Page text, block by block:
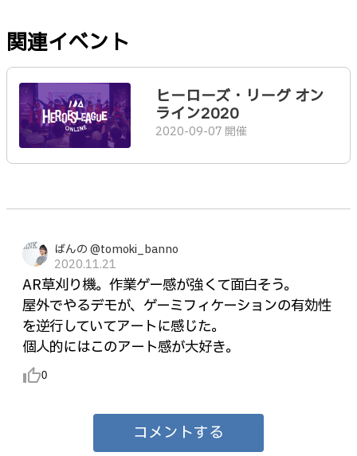
関連イベント
ヒーローズ・リーグ オン
ライン2020
2020-09-07 開催
ばんの @tomoki_banno
2020.11.21
AR草刈り機。作業ゲー感が強くて面白そう。
屋外でやるデモが、ゲーミフィケーションの有効性
を逆行していてアートに感じた。
個人的にはこのアート感が大好き。
thumb_up_alt0
コメントする